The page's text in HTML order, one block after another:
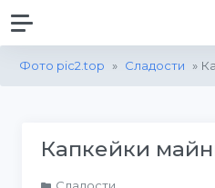
Фото pic2.top » Сладости »
Капкейки